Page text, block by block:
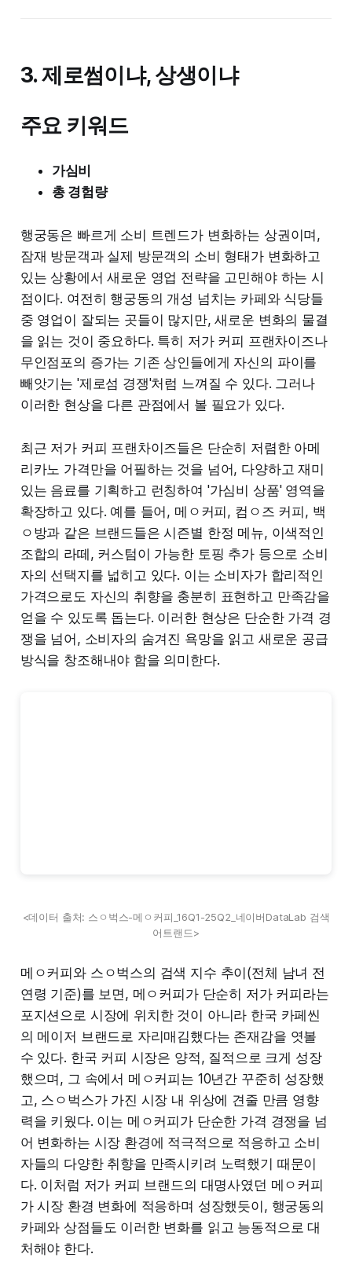
3. 제로썸이냐, 상생이냐
주요 키워드
가심비
총 경험량
행궁동은 빠르게 소비 트렌드가 변화하는 상권이며,
잠재 방문객과 실제 방문객의 소비 형태가 변화하고
있는 상황에서 새로운 영업 전략을 고민해야 하는 시
점이다. 여전히 행궁동의 개성 넘치는 카페와 식당들
중 영업이 잘되는 곳들이 많지만, 새로운 변화의 물결
을 읽는 것이 중요하다. 특히 저가 커피 프랜차이즈나
무인점포의 증가는 기존 상인들에게 자신의 파이를
빼앗기는 '제로섬 경쟁'처럼 느껴질 수 있다. 그러나
이러한 현상을 다른 관점에서 볼 필요가 있다.
최근 저가 커피 프랜차이즈들은 단순히 저렴한 아메
리카노 가격만을 어필하는 것을 넘어, 다양하고 재미
있는 음료를 기획하고 런칭하여 '가심비 상품' 영역을
확장하고 있다. 예를 들어, 메ㅇ커피, 컴ㅇ즈 커피, 백
ㅇ방과 같은 브랜드들은 시즌별 한정 메뉴, 이색적인
조합의 라떼, 커스텀이 가능한 토핑 추가 등으로 소비
자의 선택지를 넓히고 있다. 이는 소비자가 합리적인
가격으로도 자신의 취향을 충분히 표현하고 만족감을
얻을 수 있도록 돕는다. 이러한 현상은 단순한 가격 경
쟁을 넘어, 소비자의 숨겨진 욕망을 읽고 새로운 공급
방식을 창조해내야 함을 의미한다.
<데이터 출처: 스ㅇ벅스-메ㅇ커피_16Q1-25Q2_네이버DataLab 검색
어트랜드>
메ㅇ커피와 스ㅇ벅스의 검색 지수 추이(전체 남녀 전
연령 기준)를 보면, 메ㅇ커피가 단순히 저가 커피라는
포지션으로 시장에 위치한 것이 아니라 한국 카페씬
의 메이저 브랜드로 자리매김했다는 존재감을 엿볼
수 있다. 한국 커피 시장은 양적, 질적으로 크게 성장
했으며, 그 속에서 메ㅇ커피는 10년간 꾸준히 성장했
고, 스ㅇ벅스가 가진 시장 내 위상에 견줄 만큼 영향
력을 키웠다. 이는 메ㅇ커피가 단순한 가격 경쟁을 넘
어 변화하는 시장 환경에 적극적으로 적응하고 소비
자들의 다양한 취향을 만족시키려 노력했기 때문이
다. 이처럼 저가 커피 브랜드의 대명사였던 메ㅇ커피
가 시장 환경 변화에 적응하며 성장했듯이, 행궁동의
카페와 상점들도 이러한 변화를 읽고 능동적으로 대
처해야 한다.